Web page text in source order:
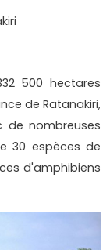
500 hectares
de Ratanakiri,
de nombreuses
30 espèces de
d'amphibiens